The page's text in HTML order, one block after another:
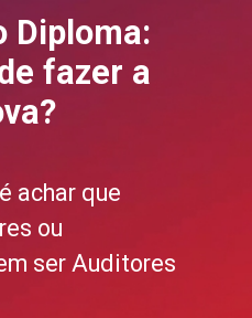
Diploma:
fazer a
achar que
ou
ser Auditores